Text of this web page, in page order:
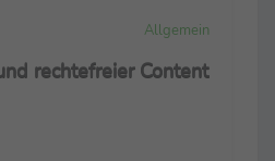
Allgemein
rechtefreier Content